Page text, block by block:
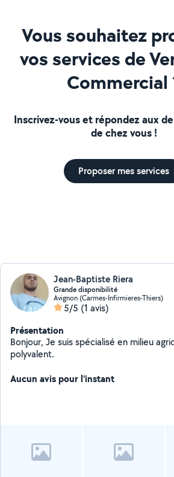
Vous souhaitez
vos services de
Commercial
Inscrivez-vous et répondez aux
de chez vous !
Proposer mes services
Jean-Baptiste Riera
Grande disponibilité
Avignon (Carmes-Infirmieres-Thiers)
5/5 (1 avis)
Présentation
Bonjour, Je suis spécialisé en milieu
polyvalent.
Aucun avis pour l'instant